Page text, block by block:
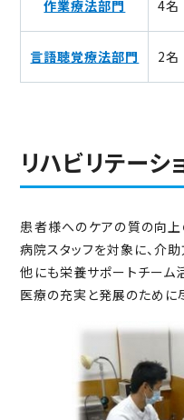
作業療法部門 4名
言語聴覚療法部門 2名
リハビリテーシ
患者様へのケアの質の向上
病院スタッフを対象に、介
他にも栄養サポートチーム
医療の充実と発展のために